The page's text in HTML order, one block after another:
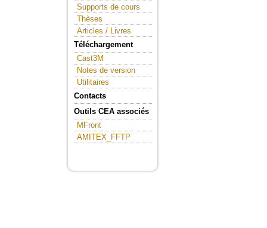
Supports de cours
Thèses
Articles / Livres
Téléchargement
Cast3M
Notes de version
Utilitaires
Contacts
Outils CEA associés
MFront
AMITEX_FFTP